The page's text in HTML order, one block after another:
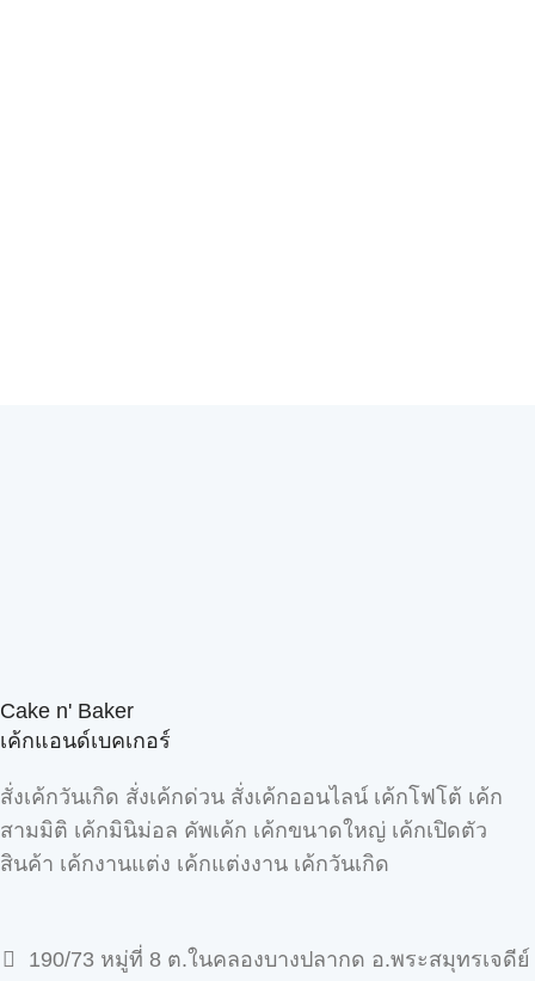
Cake n' Baker
เค้กแอนด์เบคเกอร์
สั่งเค้กวันเกิด สั่งเค้กด่วน สั่งเค้กออนไลน์ เค้กโฟโต้ เค้ก
สามมิติ เค้กมินิม่อล คัพเค้ก เค้กขนาดใหญ่ เค้กเปิดตัว
สินค้า เค้กงานแต่ง เค้กแต่งงาน เค้กวันเกิด
190/73 หมู่ที่ 8 ต.ในคลองบางปลากด อ.พระสมุทรเจดีย์